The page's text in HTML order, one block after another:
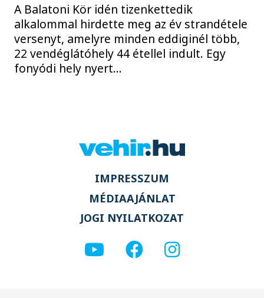
A Balatoni Kör idén tizenkettedik
alkalommal hirdette meg az év strandétele
versenyt, amelyre minden eddiginél több,
22 vendéglátóhely 44 étellel indult. Egy
fonyódi hely nyert...
IMPRESSZUM
MÉDIAAJÁNLAT
JOGI NYILATKOZAT